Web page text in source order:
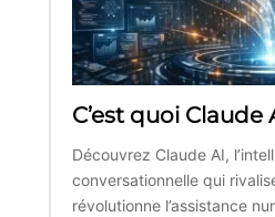
C’est quoi Claude
Découvrez Claude AI,
conversationnelle qui
révolutionne l’assistance